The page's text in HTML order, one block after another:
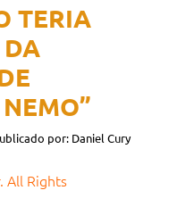
TERIA
por: Daniel Cury